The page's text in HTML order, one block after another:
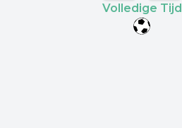
Volledige Tijd